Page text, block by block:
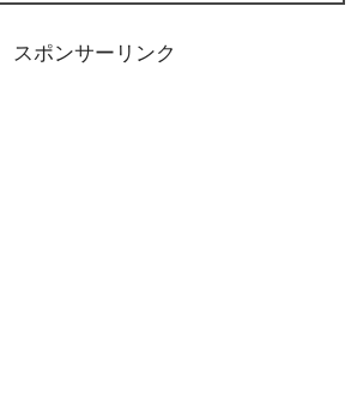
スポンサーリンク